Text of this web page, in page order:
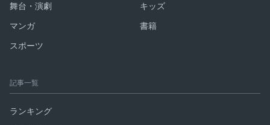
舞台・演劇
キッズ
マンガ
書籍
スポーツ
記事一覧
ランキング